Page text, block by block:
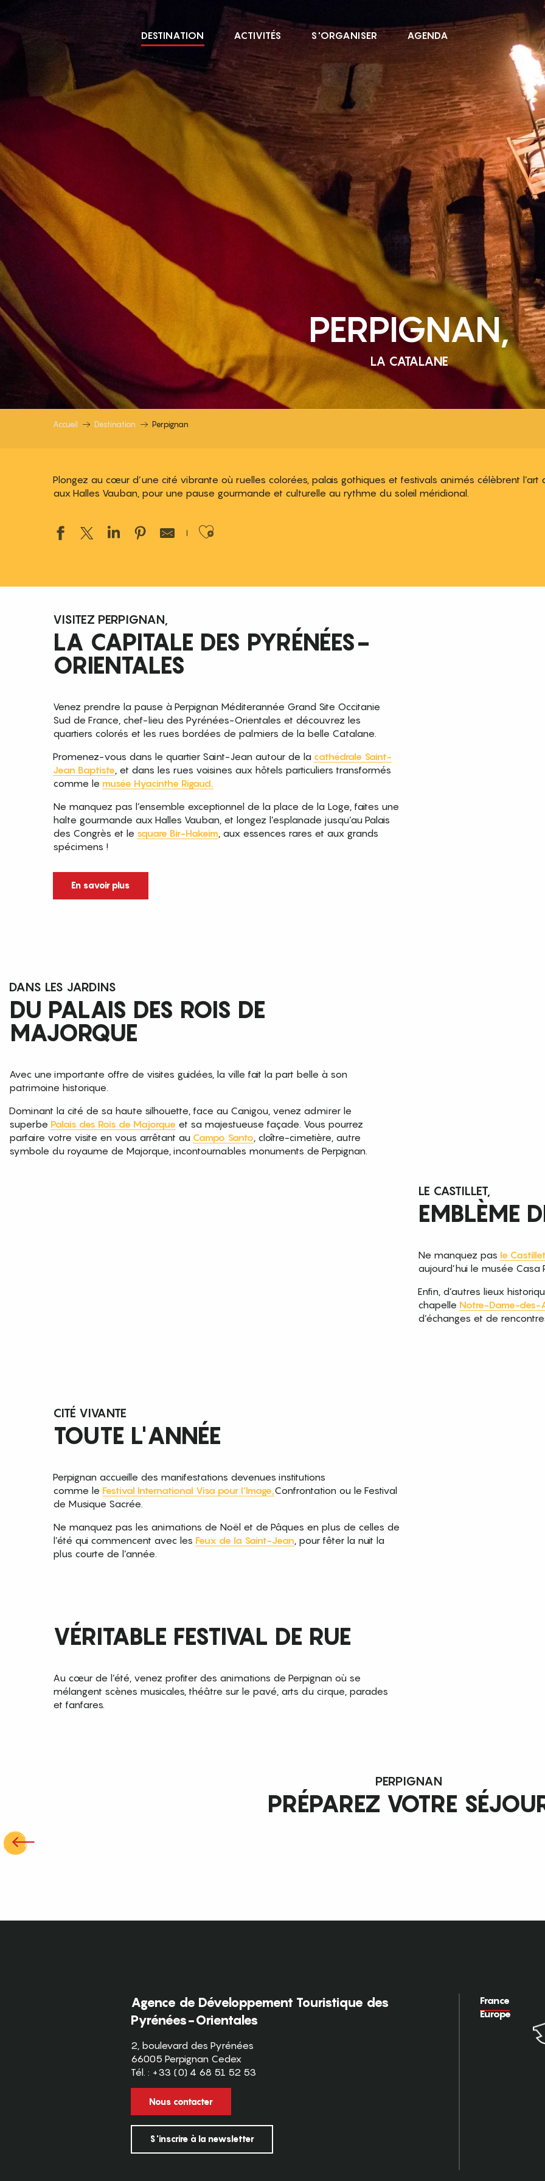
au
DESTINATION ACTIVITÉS S'ORGANISER AGENDA
PERPIGNAN,
LA CATALANE
Accueil Destination Perpignan
Plongez au cœur d’une cité vibrante où ruelles colorées, palais gothiques et festivals animés célèbrent
aux Halles Vauban, pour une pause gourmande et culturelle au rythme du soleil méridional.
Ajouter aux favoris
VISITEZ PERPIGNAN,
LA CAPITALE DES PYRÉNÉES-
ORIENTALES
Venez prendre la pause à Perpignan Méditerannée Grand Site Occitanie
Sud de France, chef-lieu des Pyrénées-Orientales et découvrez les
quartiers colorés et les rues bordées de palmiers de la belle Catalane.
Promenez-vous dans le quartier Saint-Jean autour de la cathédrale Saint-
Jean Baptiste, et dans les rues voisines aux hôtels particuliers transformés
comme le musée Hyacinthe Rigaud.
Ne manquez pas l’ensemble exceptionnel de la place de la Loge, faites une
halte gourmande aux Halles Vauban, et longez l’esplanade jusqu’au Palais
des Congrès et le square Bir-Hakeim, aux essences rares et aux grands
spécimens !
En savoir plus
DANS LES JARDINS
DU PALAIS DES ROIS DE
MAJORQUE
Avec une importante offre de visites guidées, la ville fait la part belle à son
patrimoine historique.
Dominant la cité de sa haute silhouette, face au Canigou, venez admirer le
superbe Palais des Rois de Majorque et sa majestueuse façade. Vous pourrez
parfaire votre visite en vous arrêtant au Campo Santo, cloître-cimetière, autre
symbole du royaume de Majorque, incontournables monuments de Perpignan.
LE CASTILLET,
EMBLÈME
Ne manquez pas le
aujourd’hui le musée Casa
Enfin, d’autres lieux
chapelle Notre-Dame-des-
d’échanges et de
CITÉ VIVANTE
TOUTE L'ANNÉE
Perpignan accueille des manifestations devenues institutions
comme le Festival International Visa pour l’Image,Confrontation ou le Festival
de Musique Sacrée.
Ne manquez pas les animations de Noël et de Pâques en plus de celles de
l’été qui commencent avec les Feux de la Saint-Jean, pour fêter la nuit la
plus courte de l’année.
VÉRITABLE FESTIVAL DE RUE
Au cœur de l’été, venez profiter des animations de Perpignan où se
mélangent scènes musicales, théâtre sur le pavé, arts du cirque, parades
et fanfares.
PERPIGNAN
PRÉPAREZ VOTRE
Perpignan Restauration
Agence de Développement Touristique des
Pyrénées-Orientales
2, boulevard des Pyrénées
66005 Perpignan Cedex
Tél. : +33 (0) 4 68 51 52 53
Nous contacter
S'inscrire à la newsletter
France
Europe